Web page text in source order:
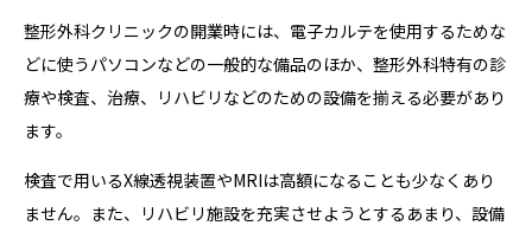
整形外科クリニックの開業時には、電子カルテを使用するためな
どに使うパソコンなどの一般的な備品のほか、整形外科特有の診
療や検査、治療、リハビリなどのための設備を揃える必要があり
ます。
検査で用いるX線透視装置やMRIは高額になることも少なくあり
ません。また、リハビリ施設を充実させようとするあまり、設備